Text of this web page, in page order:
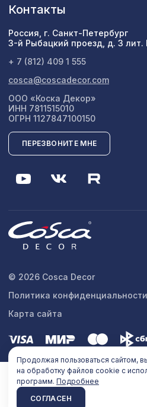
Контакты
Россия, г. Санкт-Петербург
3-й Рыбацкий проезд, д. 3 лит.
+ 7 (812) 409 1 555
cosca@coscadecor.com
ООО «Коска Декор»
ИНН 7811515010
ОГРН 1127847100150
ПЕРЕЗВОНИТЕ МНЕ
© 2026 Cosca Decor
Политика конфиденциальности
Карта сайта
Продолжая пользоваться сайтом,
на обработку файлов cookie с
программ. Подробнее
СОГЛАСЕН